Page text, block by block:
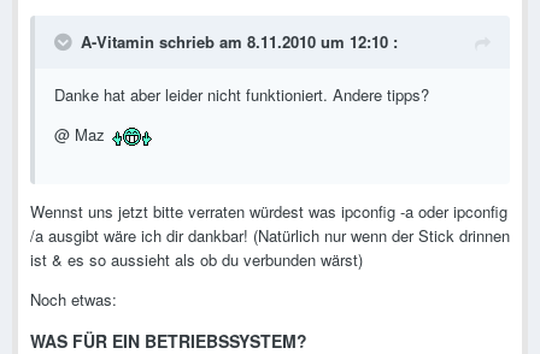
A-Vitamin schrieb am 8.11.2010 um 12:10 :
Danke hat aber leider nicht funktioniert. Andere tipps?
@ Maz
Wennst uns jetzt bitte verraten würdest was ipconfig -a oder ipconfig
/a ausgibt wäre ich dir dankbar! (Natürlich nur wenn der Stick drinnen
ist & es so aussieht als ob du verbunden wärst)
Noch etwas:
WAS FÜR EIN BETRIEBSSYSTEM?